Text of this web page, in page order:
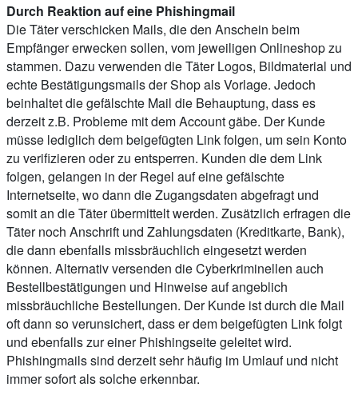
Durch Reaktion auf eine Phishingmail
Die Täter verschicken Mails, die den Anschein beim
Empfänger erwecken sollen, vom jeweiligen Onlineshop zu
stammen. Dazu verwenden die Täter Logos, Bildmaterial und
echte Bestätigungsmails der Shop als Vorlage. Jedoch
beinhaltet die gefälschte Mail die Behauptung, dass es
derzeit z.B. Probleme mit dem Account gäbe. Der Kunde
müsse lediglich dem beigefügten Link folgen, um sein Konto
zu verifizieren oder zu entsperren. Kunden die dem Link
folgen, gelangen in der Regel auf eine gefälschte
Internetseite, wo dann die Zugangsdaten abgefragt und
somit an die Täter übermittelt werden. Zusätzlich erfragen die
Täter noch Anschrift und Zahlungsdaten (Kreditkarte, Bank),
die dann ebenfalls missbräuchlich eingesetzt werden
können. Alternativ versenden die Cyberkriminellen auch
Bestellbestätigungen und Hinweise auf angeblich
missbräuchliche Bestellungen. Der Kunde ist durch die Mail
oft dann so verunsichert, dass er dem beigefügten Link folgt
und ebenfalls zur einer Phishingseite geleitet wird.
Phishingmails sind derzeit sehr häufig im Umlauf und nicht
immer sofort als solche erkennbar.